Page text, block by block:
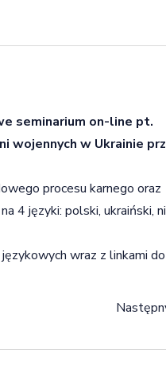
seminarium on-line pt.
wojennych w Ukrainie
procesu karnego oraz
4 języki: polski, ukraiński,
wraz z linkami